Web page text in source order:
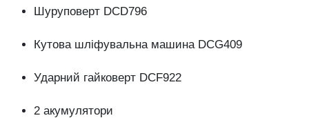
Шуруповерт DCD796
Кутова шліфувальна машина DCG409
Ударний гайковерт DCF922
2 акумулятори